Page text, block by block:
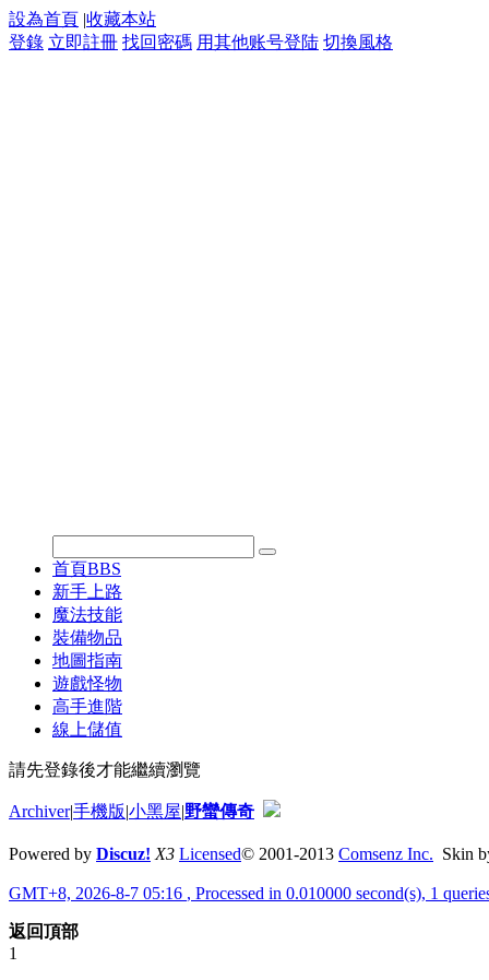
設為首頁 |收藏本站
登錄 立即註冊 找回密碼 用其他账号登陆 切換風格
首頁BBS
新手上路
魔法技能
裝備物品
地圖指南
遊戲怪物
高手進階
線上儲值
請先登錄後才能繼續瀏覽
Archiver|手機版|小黑屋|野蠻傳奇
Powered by Discuz! X3 Licensed© 2001-2013 Comsenz Inc. Skin
GMT+8, 2026-8-7 05:16 , Processed in 0.010000 second(s), 1
返回頂部
1